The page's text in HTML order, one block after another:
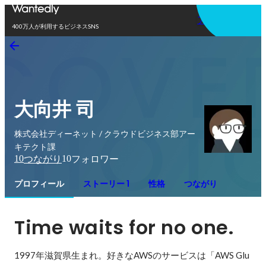
400万人が利用するビジネスSNS
アプリを使う
大向井 司
株式会社ディーネット / クラウドビジネス部アー
キテクト課
10つながり 10フォロワー
プロフィール ストーリー 1 性格 つながり
Time waits for no one.
1997年滋賀県生まれ。好きなAWSのサービスは「AWS Glu